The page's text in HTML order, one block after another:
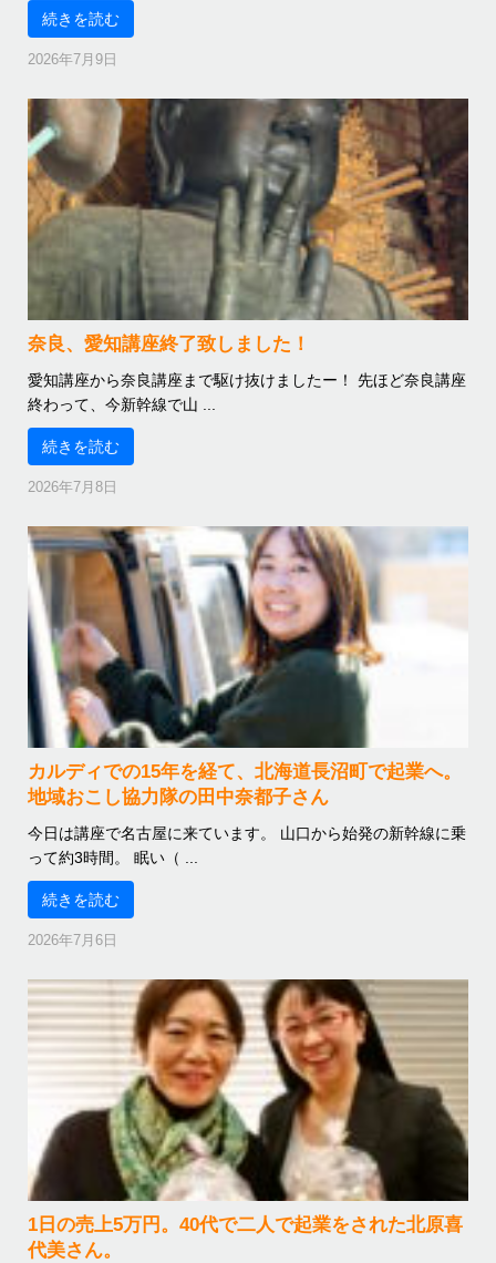
続きを読む
2026年7月9日
奈良、愛知講座終了致しました！
愛知講座から奈良講座まで駆け抜けましたー！ 先ほど奈良講座
終わって、今新幹線で山 ...
続きを読む
2026年7月8日
カルディでの15年を経て、北海道長沼町で起業へ。
地域おこし協力隊の田中奈都子さん
今日は講座で名古屋に来ています。 山口から始発の新幹線に乗
って約3時間。 眠い（ ...
続きを読む
2026年7月6日
1日の売上5万円。40代で二人で起業をされた北原喜
代美さん。